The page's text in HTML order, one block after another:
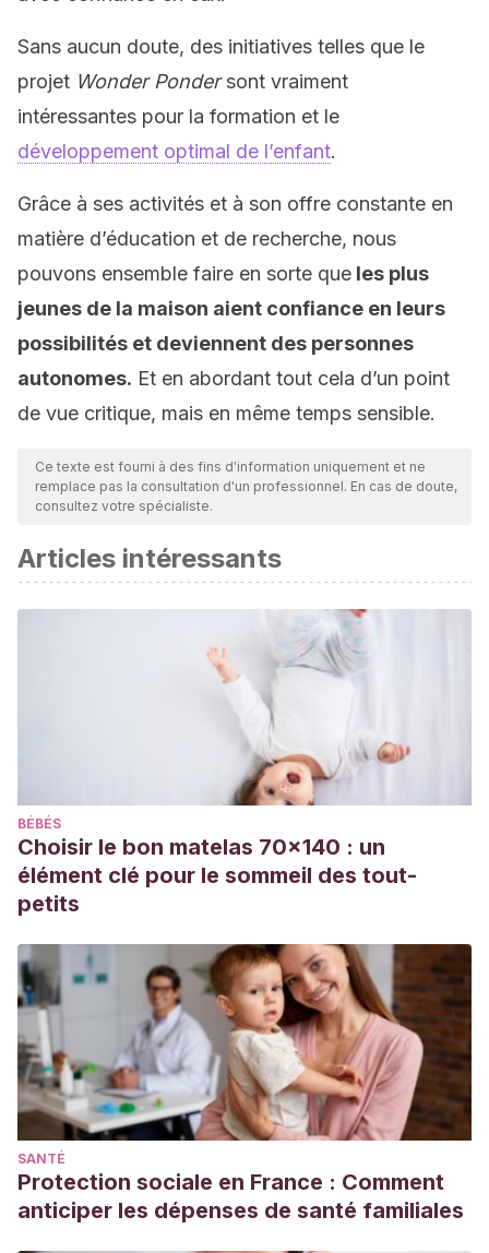
Sans aucun doute, des initiatives telles que le
projet Wonder Pondersont vraiment
intéressantes pour la formation et le
développement optimal de l’enfant.
Grâce à ses activités et à son offre constante en
matière d’éducation et de recherche, nous
pouvons ensemble faire en sorte que les plus
jeunes de la maison aient confiance en leurs
possibilités et deviennent des personnes
autonomes. Et en abordant tout cela d’un point
de vue critique, mais en même temps sensible.
Ce texte est fourni à des fins d'information uniquement et ne
remplace pas la consultation d'un professionnel. En cas de doute,
consultez votre spécialiste.
Articles intéressants
BÉBÉS
Choisir le bon matelas 70x140 : un
élément clé pour le sommeil des tout-
petits
SANTÉ
Protection sociale en France : Comment
anticiper les dépenses de santé familiales